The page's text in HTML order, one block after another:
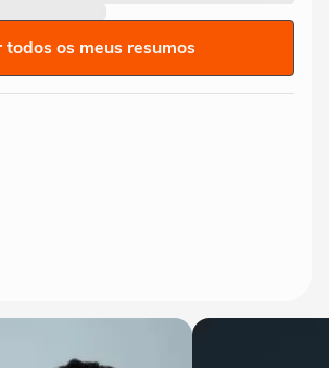
todos os meus resumos